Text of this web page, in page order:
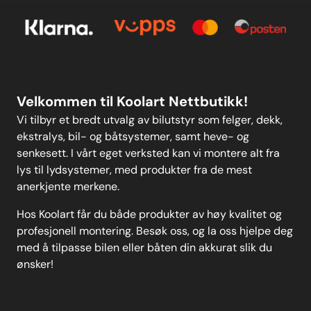
Personvern
Velkommen til Koolart Nettbutikk!
Vi tilbyr et bredt utvalg av bilutstyr som felger, dekk,
ekstralys, bil- og båtsystemer, samt heve- og
senkesett. I vårt eget verksted kan vi montere alt fra
lys til lydsystemer, med produkter fra de mest
anerkjente merkene.
Hos Koolart får du både produkter av høy kvalitet og
profesjonell montering. Besøk oss, og la oss hjelpe deg
med å tilpasse bilen eller båten din akkurat slik du
ønsker!